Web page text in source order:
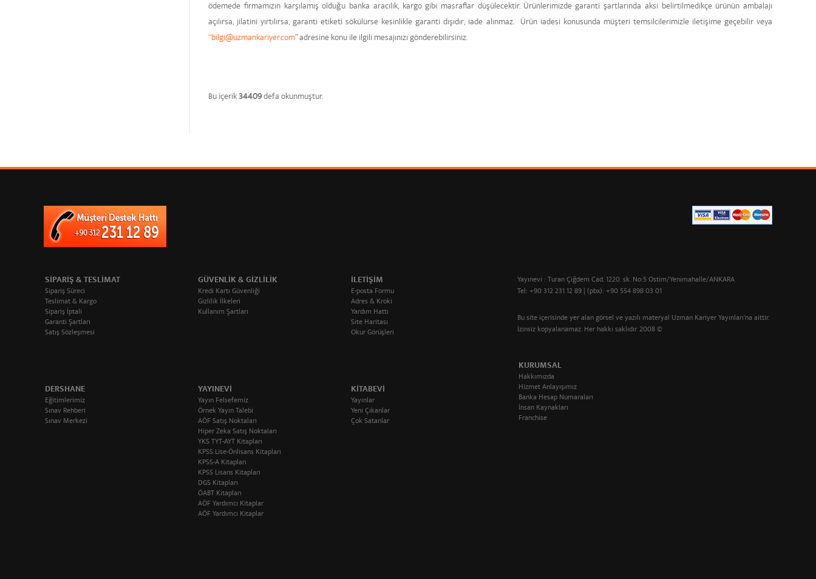
ödemede firmamızın karşılamış olduğu banka aracılık, kargo gibi masraflar düşülecektir. Ürünlerimizde garanti şartlarında aksi belirtilmedikçe ürünün ambalajı
açılırsa, jilatini yırtılırsa, garanti etiketi sökülürse kesinlikle garanti dışıdır, iade alınmaz. Ürün iadesi konusunda müşteri temsilcilerimizle iletişime geçebilir veya
“bilgi@uzmankariyer.com” adresine konu ile ilgili mesajınızı gönderebilirsiniz.
Bu içerik34409defa okunmuştur.
SIPARIŞ & TESLIMAT
Sipariş Süreci
Teslimat & Kargo
Sipariş İptali
Garanti Şartları
Satış Sözleşmesi
DERSHANE
Eğitimlerimiz
Sınav Rehberi
Sınav Merkezi
GÜVENLIK & GIZLILIK
Kredi Kartı Güvenliği
Gizlilik İlkeleri
Kullanım Şartları
YAYINEVI
Yayın Felsefemiz
Örnek Yayın Talebi
AÖF Satış Noktaları
Hiper Zeka Satış Noktaları
YKS TYT-AYT Kitapları
KPSS Lise-Önlisans Kitapları
KPSS-A Kitapları
KPSS Lisans Kitapları
DGS Kitapları
ÖABT Kitapları
AÖF Yardımcı Kitaplar
AÖF Yardımcı Kitaplar
ILETIŞIM
E-posta Formu
Adres & Kroki
Yardım Hattı
Site Haritası
Okur Görüşleri
KITABEVI
Yayınlar
Yeni Çıkanlar
Çok Satanlar
Yayınevi : Turan Çiğdem Cad. 1220. sk. No:5 Ostim/Yenimahalle/ANKARA
Tel: +90 312 231 12 89 | (pbx): +90 554 898 03 01
Bu site içerisinde yer alan görsel ve yazılı materyal Uzman Kariyer Yayınları'na aittir.
İzinsiz kopyalanamaz. Her hakkı saklıdır. 2008 ©
KURUMSAL
Hakkımızda
Hizmet Anlayışımız
Banka Hesap Numaraları
İnsan Kaynakları
Franchise